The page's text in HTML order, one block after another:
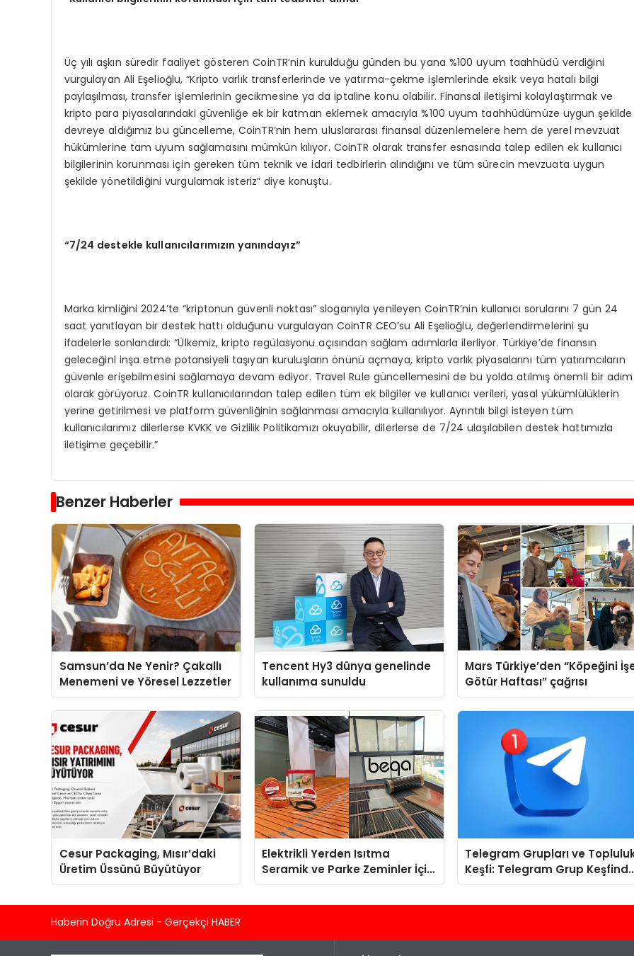
Üç yılı aşkın süredir faaliyet gösteren CoinTR’nin kurulduğu günden bu yana %100 uyum taahhüdü verdiğini
vurgulayan Ali Eşelioğlu, “Kripto varlık transferlerinde ve yatırma-çekme işlemlerinde eksik veya hatalı bilgi
paylaşılması, transfer işlemlerinin gecikmesine ya da iptaline konu olabilir. Finansal iletişimi kolaylaştırmak ve
kripto para piyasalarındaki güvenliğe ek bir katman eklemek amacıyla %100 uyum taahhüdümüze uygun şekilde
devreye aldığımız bu güncelleme, CoinTR’nin hem uluslararası finansal düzenlemelere hem de yerel mevzuat
hükümlerine tam uyum sağlamasını mümkün kılıyor. CoinTR olarak transfer esnasında talep edilen ek kullanıcı
bilgilerinin korunması için gereken tüm teknik ve idari tedbirlerin alındığını ve tüm sürecin mevzuata uygun
şekilde yönetildiğini vurgulamak isteriz” diye konuştu.
“7/24 destekle kullanıcılarımızın yanındayız”
Marka kimliğini 2024’te “kriptonun güvenli noktası” sloganıyla yenileyen CoinTR’nin kullanıcı sorularını 7 gün 24
saat yanıtlayan bir destek hattı olduğunu vurgulayan CoinTR CEO’su Ali Eşelioğlu, değerlendirmelerini şu
ifadelerle sonlandırdı: “Ülkemiz, kripto regülasyonu açısından sağlam adımlarla ilerliyor. Türkiye’de finansın
geleceğini inşa etme potansiyeli taşıyan kuruluşların önünü açmaya, kripto varlık piyasalarını tüm yatırımcıların
güvenle erişebilmesini sağlamaya devam ediyor. Travel Rule güncellemesini de bu yolda atılmış önemli bir adım
olarak görüyoruz. CoinTR kullanıcılarından talep edilen tüm ek bilgiler ve kullanıcı verileri, yasal yükümlülüklerin
yerine getirilmesi ve platform güvenliğinin sağlanması amacıyla kullanılıyor. Ayrıntılı bilgi isteyen tüm
kullanıcılarımız dilerlerse KVKK ve Gizlilik Politikamızı okuyabilir, dilerlerse de 7/24 ulaşılabilen destek hattımızla
iletişime geçebilir.”
Benzer Haberler
Samsun’da Ne Yenir? Çakallı
Menemeni ve Yöresel Lezzetler
Tencent Hy3 dünya genelinde
kullanıma sunuldu
Mars Türkiye’den “Köpeğini
Götür Haftası” çağrısı
Cesur Packaging, Mısır’daki
Üretim Üssünü Büyütüyor
Elektrikli Yerden Isıtma
Seramik ve Parke Zeminler İçin
En Verimli Çözümler
Telegram Grupları ve
Keşfi: Telegram Grup
Yeni Kullanıcılar İçin Kolaylık
Haberin Doğru Adresi - Gerçekçi HABER